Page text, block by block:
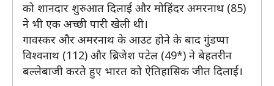
को शानदार शुरुआत दिलाई और मोहिंदर अमरनाथ (85)
ने भी एक अच्छी पारी खेली थी।
गावस्कर और अमरनाथ के आउट होने के बाद गुंडप्पा
विश्वनाथ (112) और ब्रिजेश पटेल (49*) ने बेहतरीन
बल्लेबाजी करते हुए भारत को ऐतिहासिक जीत दिलाई।